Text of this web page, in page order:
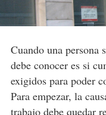
Cuando una persona
debe conocer es si
exigidos para poder
Para empezar, la
trabajo debe quedar